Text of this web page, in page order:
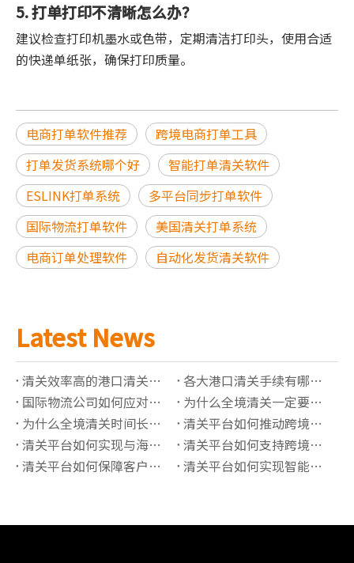
5. 打单打印不清晰怎么办？
建议检查打印机墨水或色带，定期清洁打印头，使用合适
的快递单纸张，确保打印质量。
电商打单软件推荐
跨境电商打单工具
打单发货系统哪个好
智能打单清关软件
ESLINK打单系统
多平台同步打单软件
国际物流打单软件
美国清关打单系统
电商订单处理软件
自动化发货清关软件
Latest News
清关效率高的港口清关公司有哪些推荐？
各大港口清关手续有哪些必须准备的资料？
国际物流公司如何应对高全境清关查验率？
为什么全境清关一定要了解正确的海关编码？
为什么全境清关时间长？有哪些影响因素？
清关平台如何推动跨境贸易“最后一公里”价值提升？
清关平台如何实现与海关系统的实时数据对接？
清关平台如何支持跨境保税仓的清关管理？
清关平台如何保障客户信息的隐私安全？
清关平台如何实现智能化的报关单据管理？